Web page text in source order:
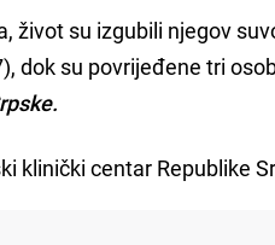
život su izgubili njegov
dok su povrijeđene tri
klinički centar Republike